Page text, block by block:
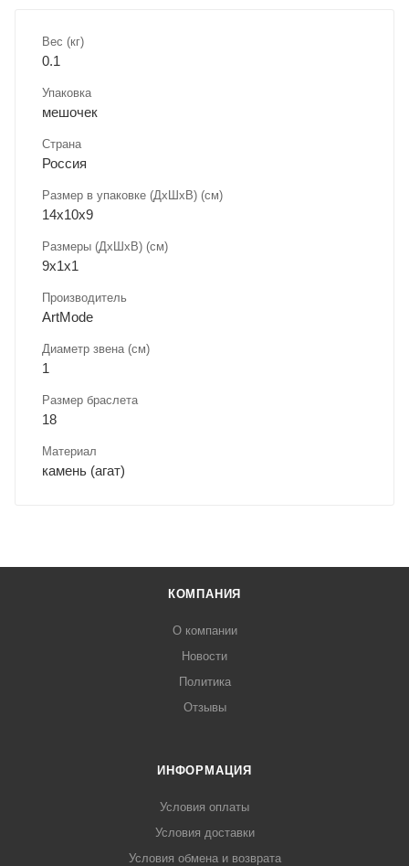
Вес (кг)
0.1
Упаковка
мешочек
Страна
Россия
Размер в упаковке (ДхШxВ) (см)
14х10х9
Размеры (ДxШxВ) (см)
9х1х1
Производитель
ArtMode
Диаметр звена (см)
1
Размер браслета
18
Материал
камень (агат)
КОМПАНИЯ
О компании
Новости
Политика
Отзывы
ИНФОРМАЦИЯ
Условия оплаты
Условия доставки
Условия обмена и возврата